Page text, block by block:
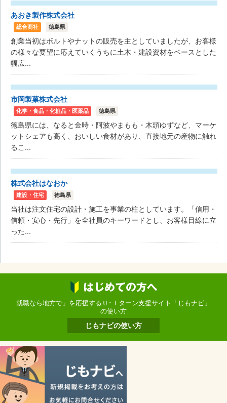
あおき製作株式会社
総合商社 徳島県
創業当初はボルトやナットの販売を主としていましたが、お客様
の様々な要望に応えていくうちに土木・建設資材をベースとした
幅広...
市岡製菓株式会社
化学・食品・化粧品・医薬品 徳島県
徳島県には、なると金時・阿波やまもも・木頭ゆずなど、マーケ
ットシェアも高く、おいしい食材があり、直接地元の産物に触れ
るこ...
株式会社はなおか
建設・住宅 徳島県
当社は注文住宅の設計・施工を事業の柱としています。「信用・
信頼・安心・先行」を全社員のキーワードとし、お客様目線に立
った...
就職なら地方で」を応援するＵ･Ｉターン支援サイト「じもナビ」
の使い方
じもナビの使い方